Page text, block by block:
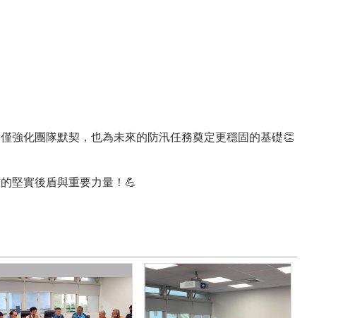
強化團隊默契，也為未來的防汛任務奠定更穩固的基礎👏
堅實後盾與重要力量！💪